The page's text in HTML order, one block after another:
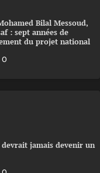
Bilal Messoud,
: sept années de
du projet national
0
devrait jamais devenir un